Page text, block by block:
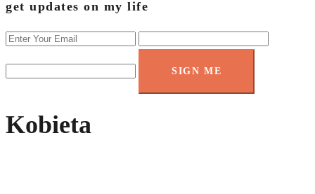
get updates on my life
SIGN ME
Kobieta